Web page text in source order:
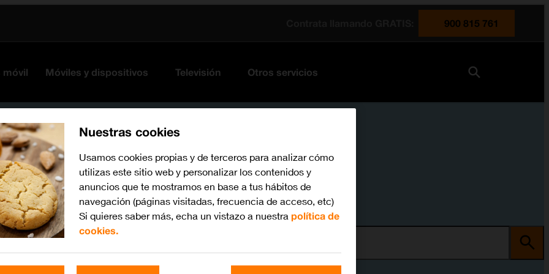
900 815 761
móvil Móviles y dispositivos Televisión Otros servicios
Nuestras cookies
Usamos cookies propias y de terceros para analizar cómo
utilizas este sitio web y personalizar los contenidos y
anuncios que te mostramos en base a tus hábitos de
navegación (páginas visitadas, frecuencia de acceso, etc)
Si quieres saber más, echa un vistazo a nuestra política de
cookies.